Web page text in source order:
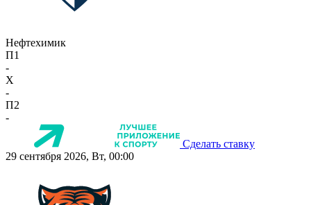
Нефтехимик
П1
-
X
-
П2
-
Сделать ставку
29 сентября 2026, Вт, 00:00